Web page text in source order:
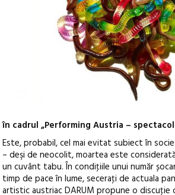
în cadrul „Performing Austria –
Este, probabil, cel mai evitat subiect în
– deşi de neocolit, moartea este
un cuvânt tabu. În condiţiile unui număr
timp de pace în lume, seceraţi de actuala
artistic austriac DARUM propune o discuţie